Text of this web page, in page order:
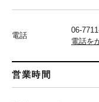
電話
06-
電話を
営業時間